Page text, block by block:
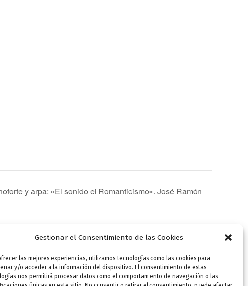
Gestionar el Consentimiento de las Cookies
las mejores experiencias, utilizamos tecnologías como las cookies para
y/o acceder a la información del dispositivo. El consentimiento de estas
nos permitirá procesar datos como el comportamiento de navegación o las
y arpa: «El sonido el Romanticismo». José Ramón
SIGUIENTE
Especial 206 cumpleaños de Zorrilla. Concierto de pianoforte y arpa: «El sonido el Romanticismo». José Ramón Echezarreta (pianoforte). Aine Domínguez (arpa).